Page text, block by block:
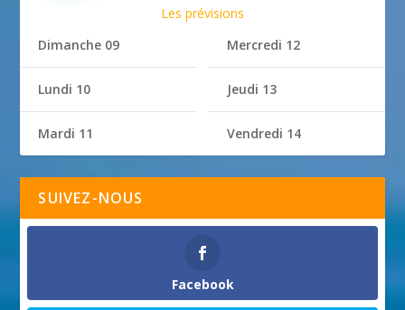
Les prévisions
Dimanche 09
Lundi 10
Mardi 11
Mercredi 12
Jeudi 13
Vendredi 14
SUIVEZ-NOUS
Facebook